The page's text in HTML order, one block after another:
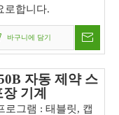
로합니다.
바구니에 담기
자동 제약 스
기계
로그램 : 태블릿, 캡